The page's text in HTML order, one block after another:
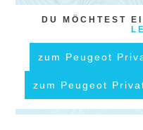
DU MÖCHTEST
zum Peugeot
zum Peugeot